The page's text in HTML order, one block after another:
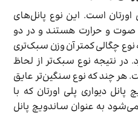
اورتان است. این نوع پانل‌های
صوت و حرارت هستند و در دو
چگالی کمتر آن وزن سبک‌تری
در نتیجه نوع سبک‌تر از لحاظ
هر چند که نوع سنگین‌تر عایق
دیواری پلی اورتان که با
به عنوان ساندویچ پانل